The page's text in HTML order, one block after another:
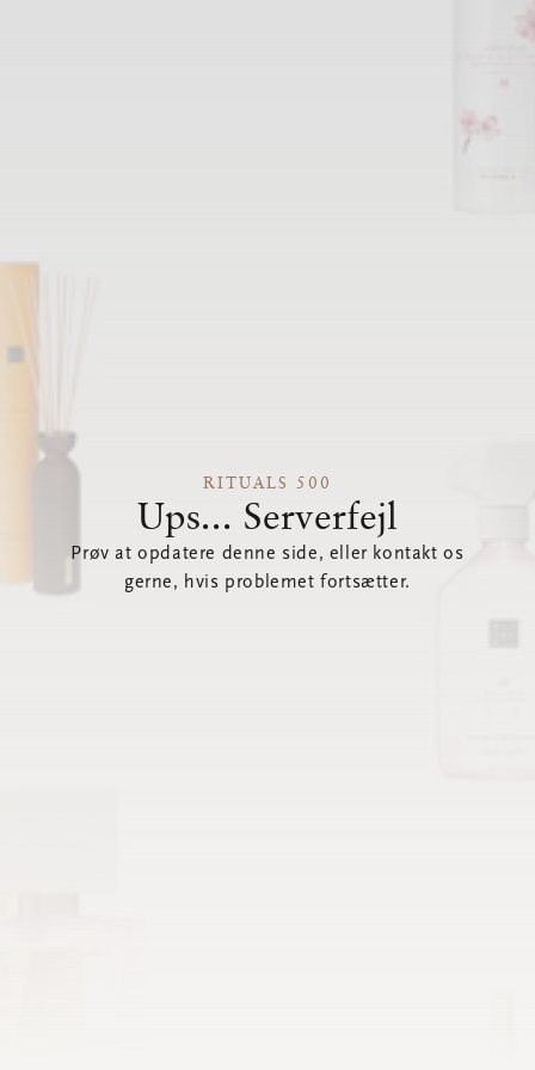
RITUALS 500
Ups... Serverfejl
Prøv at opdatere denne side, eller kontakt os
gerne, hvis problemet fortsætter.